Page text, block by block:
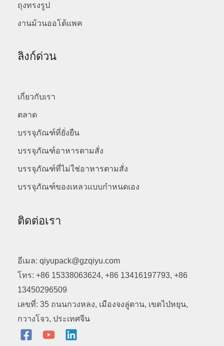
ถุงทรงรูป
งานม้วนออโต้แพค
ลิงก์ด่วน
เกี่ยวกับเรา
ตลาด
บรรจุภัณฑ์ที่ยั่งยืน
บรรจุภัณฑ์อาหารตามสั่ง
บรรจุภัณฑ์ที่ไม่ใช่อาหารตามสั่ง
บรรจุภัณฑ์ของเหลวแบบกำหนดเอง
ติดต่อเรา
อีเมล: qiyupack@gzqiyu.com
โทร: +86 15338063624, +86 13416197793, +86
13450296509
เลขที่: 35 ถนนกวงหลง, เมืองจงลู่ตาน, เขตไป่หยุน,
กวางโจว, ประเทศจีน